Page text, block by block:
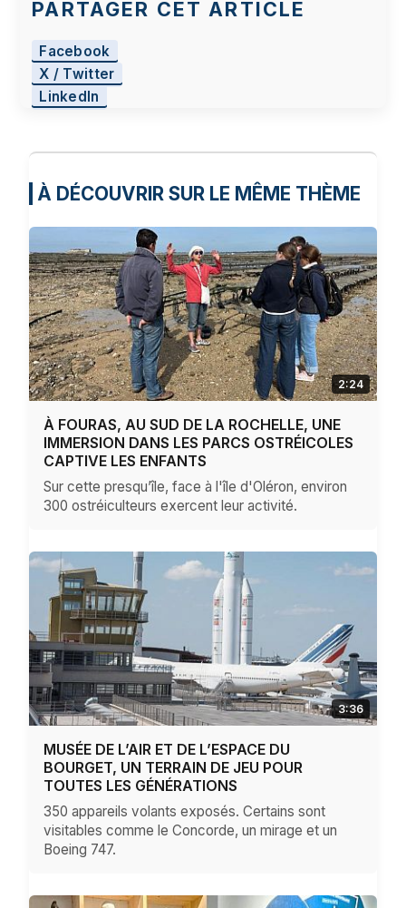
PARTAGER CET ARTICLE
Facebook
X / Twitter
LinkedIn
À DÉCOUVRIR SUR LE MÊME THÈME
2:24
À FOURAS, AU SUD DE LA ROCHELLE, UNE
IMMERSION DANS LES PARCS OSTRÉICOLES
CAPTIVE LES ENFANTS
Sur cette presqu’île, face à l'île d'Oléron, environ
300 ostréiculteurs exercent leur activité.
3:36
MUSÉE DE L’AIR ET DE L’ESPACE DU
BOURGET, UN TERRAIN DE JEU POUR
TOUTES LES GÉNÉRATIONS
350 appareils volants exposés. Certains sont
visitables comme le Concorde, un mirage et un
Boeing 747.